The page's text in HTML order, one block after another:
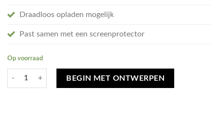
Draadloos opladen mogelijk
Past samen met een screenprotector
Op voorraad
Ontwerp je eigen Oppo A74 5G hoesje - soft transparant aantal
BEGIN MET ONTWERPEN